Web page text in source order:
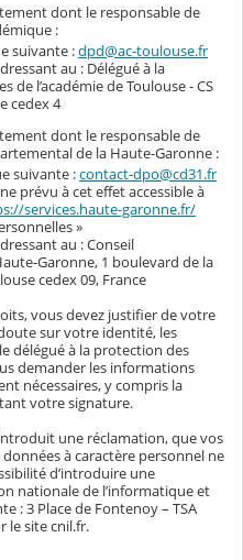
dont le responsable de
:
suivante :dpd@ac-toulouse.fr
au : Délégué à la
de l’académie de Toulouse - CS
cedex 4
dont le responsable de
de la Haute-Garonne :
suivante :contact-dpo@cd31.fr
prévu à cet effet accessible à
services.haute-garonne.fr/
»
au : Conseil
Garonne, 1 boulevard de la
cedex 09, France
vous devez justifier de votre
sur votre identité, les
délégué à la protection des
demander les informations
nécessaires, y compris la
votre signature.
une réclamation, que vos
à caractère personnel ne
d’introduire une
nationale de l’informatique et
: 3 Place de Fontenoy – TSA
le site cnil.fr.